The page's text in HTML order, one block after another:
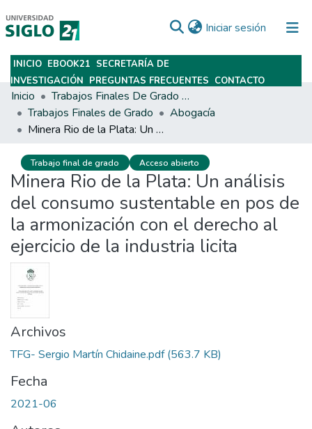
Iniciar sesión (current)
Subir
INICIO EBOOK21 SECRETARÍA DE
INVESTIGACIÓN PREGUNTAS FRECUENTES CONTACTO
Inicio
Trabajos Finales De Grado Y Posgrado
Trabajos Finales de Grado
Abogacía
Minera Rio de la Plata: Un análisis del consumo sustentable en pos de la armonización con el derecho al ejercicio de la industria licita
Trabajo final de grado Acceso abierto
Minera Rio de la Plata: Un análisis
del consumo sustentable en pos de
la armonización con el derecho al
ejercicio de la industria licita
Archivos
TFG- Sergio Martín Chidaine.pdf(563.7 KB)
Fecha
2021-06